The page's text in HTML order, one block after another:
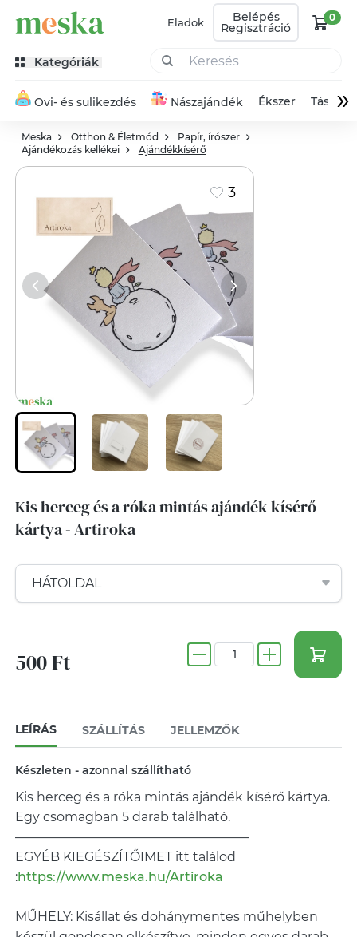
Eladok Belépés
Regisztráció
0
Kategóriák
Ovi- és sulikezdés Nászajándék Ékszer Táska»
Meska Otthon & Életmód
Papír, írószer
Ajándékozás kellékei
Ajándékkísérő
3
Kis herceg és a róka mintás ajándék kísérő
kártya - Artiroka
500 Ft
LEÍRÁS SZÁLLÍTÁS JELLEMZŐK
Készleten - azonnal szállítható
Kis herceg és a róka mintás ajándék kísérő kártya.
Egy csomagban 5 darab található.
——————————————————-
EGYÉB KIEGÉSZÍTŐIMET itt találod
:https://www.meska.hu/Artiroka
MŰHELY: Kisállat és dohánymentes műhelyben